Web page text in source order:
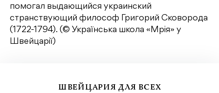
помогал выдающийся украинский
странствующий философ Григорий Сковорода
(1722-1794). (© Українська школа «Мрія» у
Швейцарії)
ШВЕЙЦАРИЯ ДЛЯ ВСЕХ